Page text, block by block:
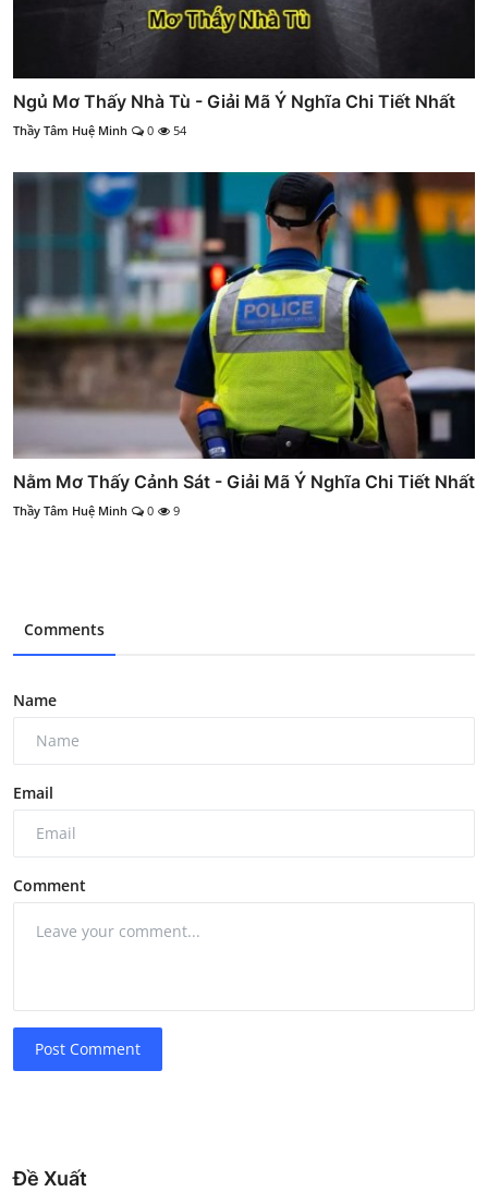
Ngủ Mơ Thấy Nhà Tù - Giải Mã Ý Nghĩa Chi Tiết Nhất
Thầy Tâm Huệ Minh 0 54
Nằm Mơ Thấy Cảnh Sát - Giải Mã Ý Nghĩa Chi Tiết Nhất
Thầy Tâm Huệ Minh 0 9
Comments
Name
Email
Comment
Post Comment
Đề Xuất